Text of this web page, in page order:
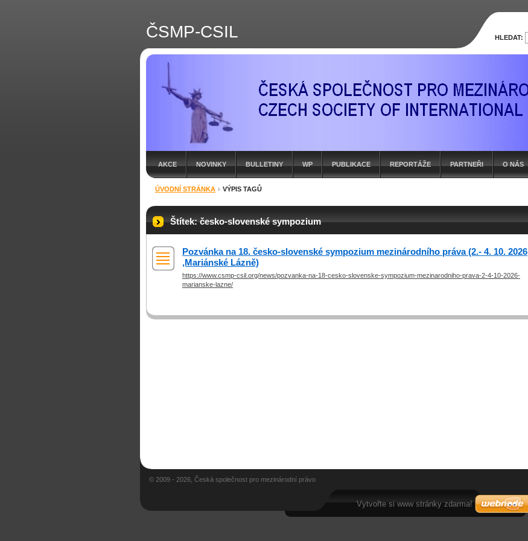
ČSMP-CSIL
AKCE NOVINKY BULLETINY WP PUBLIKACE REPORTÁŽE PARTNEŘI O NÁS
ÚVODNÍ STRÁNKA VÝPIS TAGŮ
Štítek: česko-slovenské sympozium
Pozvánka na 18. česko-slovenské sympozium mezinárodního práva (2.- 4. 10. 2026
,Mariánské Lázně)
https://www.csmp-csil.org/news/pozvanka-na-18-cesko-slovenske-sympozium-mezinarodniho-prava-2-4-10-2026-
marianske-lazne/
HLEDAT:
© 2009 - 2026, Česká společnost pro mezinárodní právo
Vytvořte si www stránky zdarma!